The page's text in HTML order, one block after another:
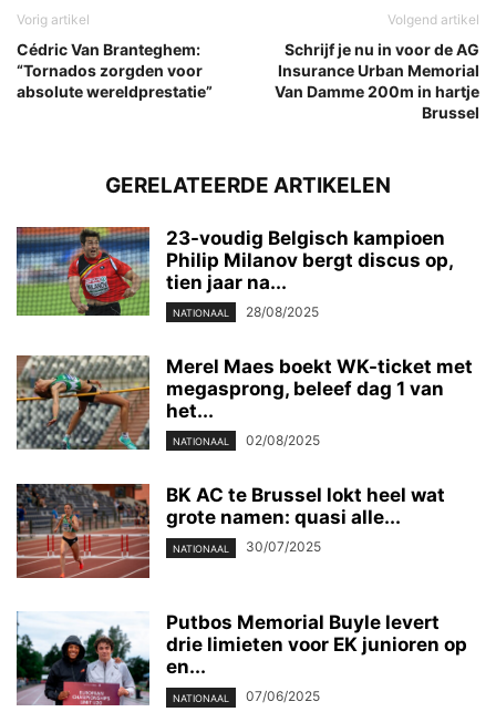
Vorig artikel
Cédric Van Branteghem:
“Tornados zorgden voor
absolute wereldprestatie”
Volgend artikel
Schrijf je nu in voor de AG
Insurance Urban Memorial
Van Damme 200m in hartje
Brussel
GERELATEERDE ARTIKELEN
23-voudig Belgisch kampioen
Philip Milanov bergt discus op,
tien jaar na...
NATIONAAL 28/08/2025
Merel Maes boekt WK-ticket met
megasprong, beleef dag 1 van
het...
NATIONAAL 02/08/2025
BK AC te Brussel lokt heel wat
grote namen: quasi alle...
NATIONAAL 30/07/2025
Putbos Memorial Buyle levert
drie limieten voor EK junioren op
en...
NATIONAAL 07/06/2025